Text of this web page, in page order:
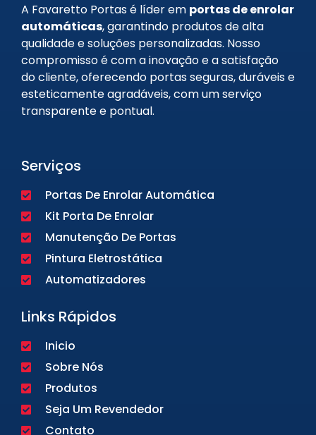
A Favaretto Portas é líder em portas de enrolar
automáticas, garantindo produtos de alta
qualidade e soluções personalizadas. Nosso
compromisso é com a inovação e a satisfação
do cliente, oferecendo portas seguras, duráveis e
esteticamente agradáveis, com um serviço
transparente e pontual.
Serviços
Portas De Enrolar Automática
Kit Porta De Enrolar
Manutenção De Portas
Pintura Eletrostática
Automatizadores
Links Rápidos
Inicio
Sobre Nós
Produtos
Seja Um Revendedor
Contato